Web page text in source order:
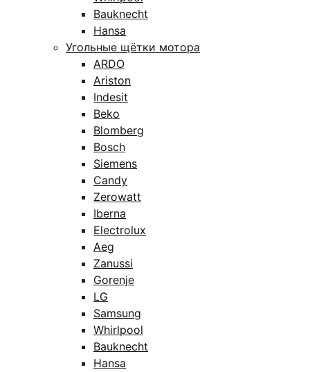
Bauknecht
Hansa
Угольные щётки мотора
ARDO
Ariston
Indesit
Beko
Blomberg
Bosch
Siemens
Candy
Zerowatt
Iberna
Electrolux
Aeg
Zanussi
Gorenje
LG
Samsung
Whirlpool
Bauknecht
Hansa